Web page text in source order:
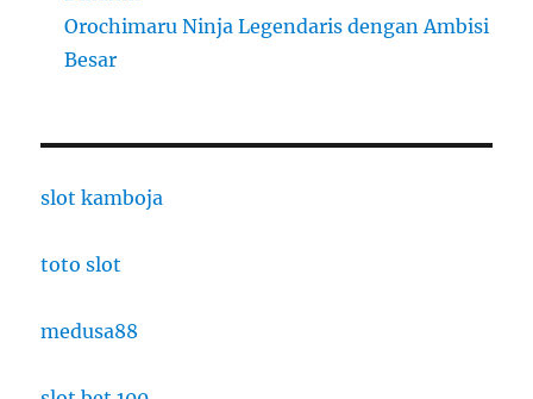
Orochimaru Ninja Legendaris dengan Ambisi
Besar
slot kamboja
toto slot
medusa88